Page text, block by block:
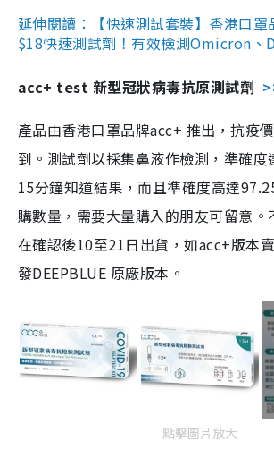
延伸閱讀：【快速測試套裝】香港口
$18快速測試劑！有效檢測Omicron、
acc+ test 新型冠狀病毒抗原測試劑
產品由香港口罩品牌acc+ 推出，抗疫
到。測試劑以採集鼻液作檢測，準確
15分鐘知道結果，而且準確度高達
購數量，需要大量購入的朋友可留意。
在確認後10至21日出貨，如acc+版本
發DEEPBLUE 原廠版本。
點擊圖片放大